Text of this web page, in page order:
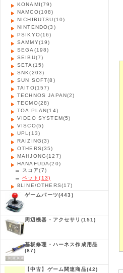
KONAMI(79)
NAMCO(108)
NICHIBUTSU(10)
NINTENDO(3)
PSIKYO(16)
SAMMY(19)
SEGA (198)
SEIBU(7)
SETA (15)
SNK(203)
SUN SOFT(8)
TAITO(157)
TECHNOS JAPAN(2)
TECMO(28)
TOA PLAN(14)
VIDEO SYSTEM(5)
VISCO(5)
UPL(13)
RAIZING(3)
OTHERS(35)
MAHJONG(127)
HANAFUDA(20)
スコア(7)
ベット(13)
8LINE/OTHERS(17)
ゲームパーツ(443)
周辺機器・アクセサリ (151)
基板修理・ハーネス作成用品
(87)
【中古】ゲーム関連商品(42)